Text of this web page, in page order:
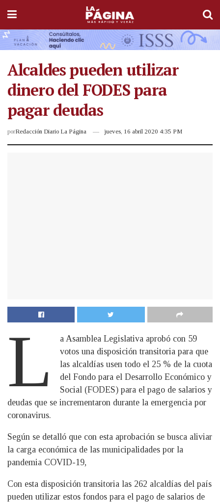
Alcaldes pueden utilizar
dinero del FODES para
pagar deudas
porRedacción Diario La Página jueves, 16 abril 2020 4:35 PM
L
a Asamblea Legislativa aprobó con 59
votos una disposición transitoria para que
las alcaldías usen todo el 25 % de la cuota
del Fondo para el Desarrollo Económico y
Social (FODES) para el pago de salarios y
deudas que se incrementaron durante la emergencia por
coronavirus.
Según se detalló que con esta aprobación se busca aliviar
la carga económica de las municipalidades por la
pandemia COVID-19,
Con esta disposición transitoria las 262 alcaldías del país
pueden utilizar estos fondos para el pago de salarios de